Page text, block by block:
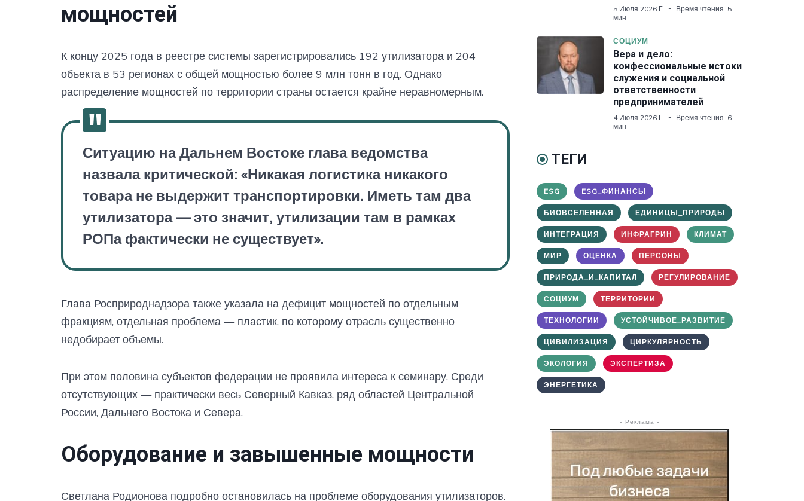
мощностей
К концу 2025 года в реестре системы зарегистрировались 192 утилизатора и 204
объекта в 53 регионах с общей мощностью более 9 млн тонн в год. Однако
распределение мощностей по территории страны остается крайне неравномерным.
Ситуацию на Дальнем Востоке глава ведомства
назвала критической: «Никакая логистика никакого
товара не выдержит транспортировки. Иметь там два
утилизатора — это значит, утилизации там в рамках
РОПа фактически не существует».
Глава Росприроднадзора также указала на дефицит мощностей по отдельным
фракциям, отдельная проблема — пластик, по которому отрасль существенно
недобирает объемы.
При этом половина субъектов федерации не проявила интереса к семинару. Среди
отсутствующих — практически весь Северный Кавказ, ряд областей Центральной
России, Дальнего Востока и Севера.
Оборудование и завышенные мощности
Светлана Родионова подробно остановилась на проблеме оборудования утилизаторов.
5 Июля 2026 Г.
Время чтения: 5
мин
СОЦИУМ
Вера и дело:
конфессиональные истоки
служения и социальной
ответственности
предпринимателей
4 Июля 2026 Г.
Время чтения: 6
мин
ТЕГИ
ESG ESG_ФИНАНСЫ
БИОВСЕЛЕННАЯ ЕДИНИЦЫ_ПРИРОДЫ
ИНТЕГРАЦИЯ ИНФРАГРИН КЛИМАТ
МИР ОЦЕНКА ПЕРСОНЫ
ПРИРОДА_И_КАПИТАЛ РЕГУЛИРОВАНИЕ
СОЦИУМ ТЕРРИТОРИИ
ТЕХНОЛОГИИ УСТОЙЧИВОЕ_РАЗВИТИЕ
ЦИВИЛИЗАЦИЯ ЦИРКУЛЯРНОСТЬ
ЭКОЛОГИЯ ЭКСПЕРТИЗА
ЭНЕРГЕТИКА
- Реклама -